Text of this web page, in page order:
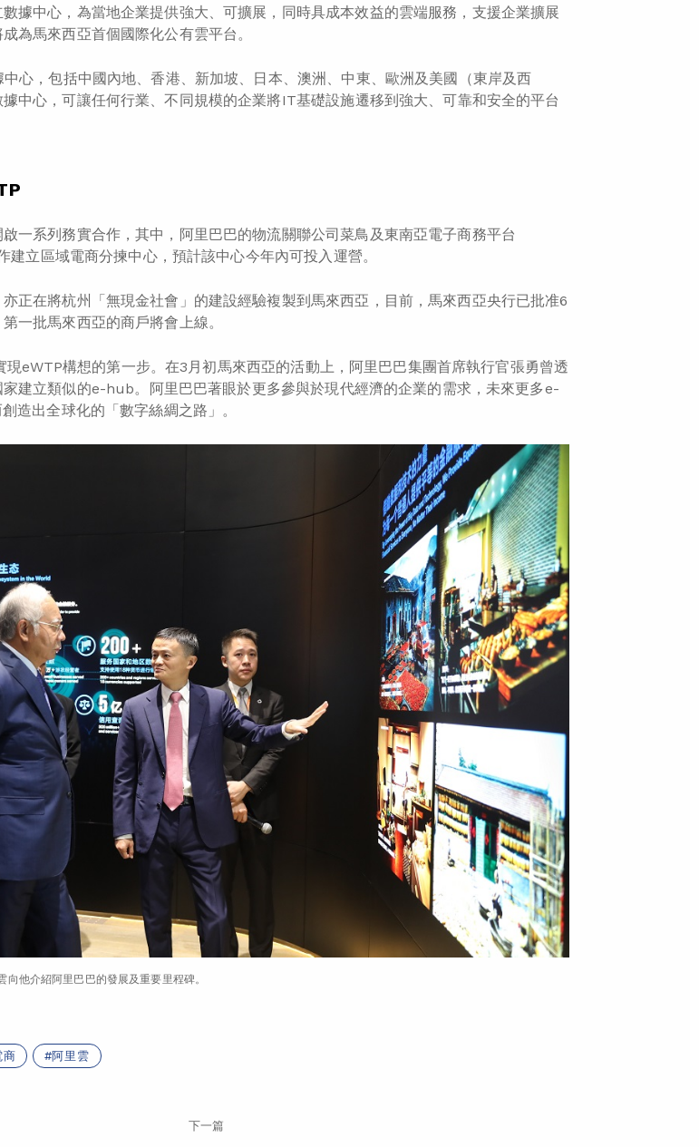
據中心，為當地企業提供強大、可擴展，同時具成本效益的雲端服務，支援企業擴展
為馬來西亞首個國際化公有雲平台。
心，包括中國內地、香港、新加坡、日本、澳洲、中東、歐洲及美國（東岸及西
中心，可讓任何行業、不同規模的企業將IT基礎設施遷移到強大、可靠和安全的平台
一系列務實合作，其中，阿里巴巴的物流關聯公司菜鳥及東南亞電子商務平台
立區域電商分揀中心，預計該中心今年內可投入運營。
正在將杭州「無現金社會」的建設經驗複製到馬來西亞，目前，馬來西亞央行已批准6
一批馬來西亞的商戶將會上線。
eWTP構想的第一步。在3月初馬來西亞的活動上，阿里巴巴集團首席執行官張勇曾透
建立類似的e-hub。阿里巴巴著眼於更多參與於現代經濟的企業的需求，未來更多e-
造出全球化的「數字絲綢之路」。
他介紹阿里巴巴的發展及重要里程碑。
商 阿里雲
下一篇